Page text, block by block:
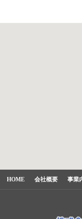
HOME 会社概要 事業